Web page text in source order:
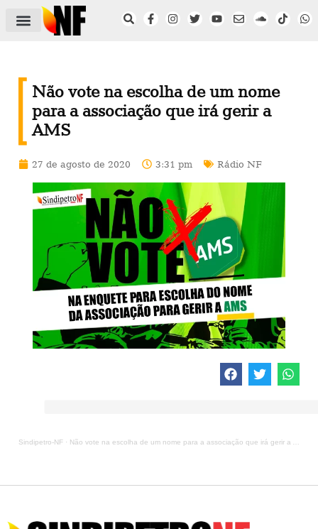
Não vote na escolha de um nome
para a associação que irá gerir a
AMS
27 de agosto de 2020 3:31 pm Rádio NF
Sindipetro-NF · Não vote na escolha de um nome para a associação que irá gerir a AMS